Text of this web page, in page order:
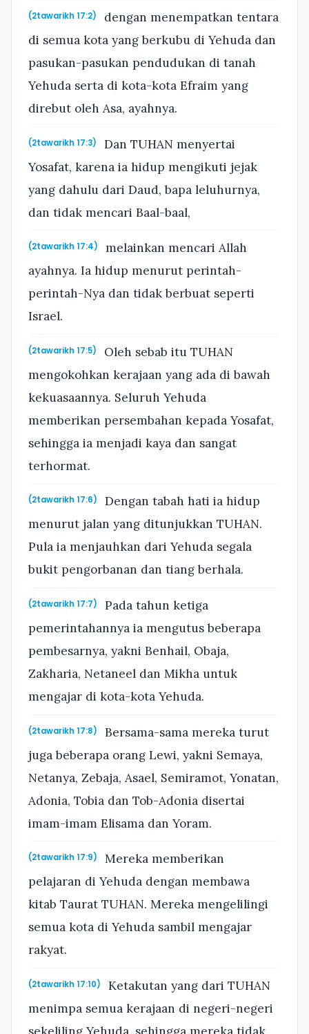
(2tawarikh 17:2)
dengan menempatkan tentara
di semua kota yang berkubu di Yehuda dan
pasukan-pasukan pendudukan di tanah
Yehuda serta di kota-kota Efraim yang
direbut oleh Asa, ayahnya.
(2tawarikh 17:3)
Dan TUHAN menyertai
Yosafat, karena ia hidup mengikuti jejak
yang dahulu dari Daud, bapa leluhurnya,
dan tidak mencari Baal-baal,
(2tawarikh 17:4)
melainkan mencari Allah
ayahnya. Ia hidup menurut perintah-
perintah-Nya dan tidak berbuat seperti
Israel.
(2tawarikh 17:5)
Oleh sebab itu TUHAN
mengokohkan kerajaan yang ada di bawah
kekuasaannya. Seluruh Yehuda
memberikan persembahan kepada Yosafat,
sehingga ia menjadi kaya dan sangat
terhormat.
(2tawarikh 17:6)
Dengan tabah hati ia hidup
menurut jalan yang ditunjukkan TUHAN.
Pula ia menjauhkan dari Yehuda segala
bukit pengorbanan dan tiang berhala.
(2tawarikh 17:7)
Pada tahun ketiga
pemerintahannya ia mengutus beberapa
pembesarnya, yakni Benhail, Obaja,
Zakharia, Netaneel dan Mikha untuk
mengajar di kota-kota Yehuda.
(2tawarikh 17:8)
Bersama-sama mereka turut
juga beberapa orang Lewi, yakni Semaya,
Netanya, Zebaja, Asael, Semiramot, Yonatan,
Adonia, Tobia dan Tob-Adonia disertai
imam-imam Elisama dan Yoram.
(2tawarikh 17:9)
Mereka memberikan
pelajaran di Yehuda dengan membawa
kitab Taurat TUHAN. Mereka mengelilingi
semua kota di Yehuda sambil mengajar
rakyat.
(2tawarikh 17:10)
Ketakutan yang dari TUHAN
menimpa semua kerajaan di negeri-negeri